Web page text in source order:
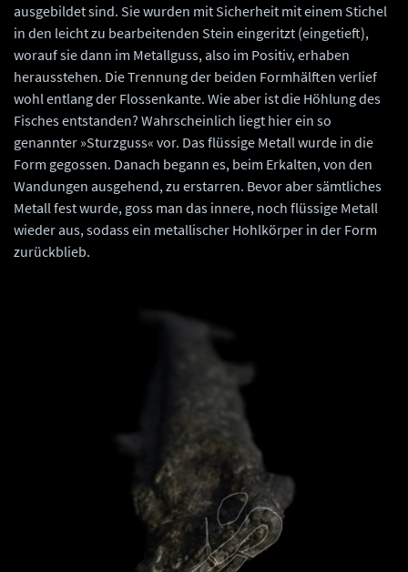
ausgebildet sind. Sie wurden mit Sicherheit mit einem Stichel
in den leicht zu bearbeitenden Stein eingeritzt (eingetieft),
worauf sie dann im Metallguss, also im Positiv, erhaben
herausstehen. Die Trennung der beiden Formhälften verlief
wohl entlang der Flossenkante. Wie aber ist die Höhlung des
Fisches entstanden? Wahrscheinlich liegt hier ein so
genannter »Sturzguss« vor. Das flüssige Metall wurde in die
Form gegossen. Danach begann es, beim Erkalten, von den
Wandungen ausgehend, zu erstarren. Bevor aber sämtliches
Metall fest wurde, goss man das innere, noch flüssige Metall
wieder aus, sodass ein metallischer Hohlkörper in der Form
zurückblieb.